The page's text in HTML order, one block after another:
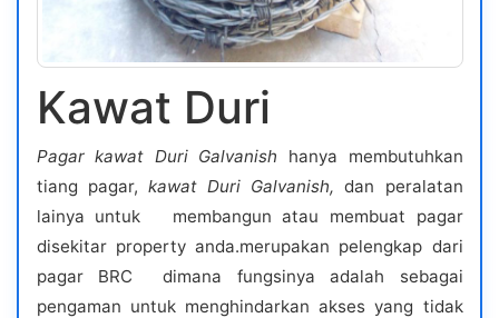
Kawat Duri
Pagar kawat Duri Galvanish hanya membutuhkan
tiang pagar, kawat Duri Galvanish, dan peralatan
lainya untuk membangun atau membuat pagar
disekitar property anda.merupakan pelengkap dari
pagar BRC dimana fungsinya adalah sebagai
pengaman untuk menghindarkan akses yang tidak